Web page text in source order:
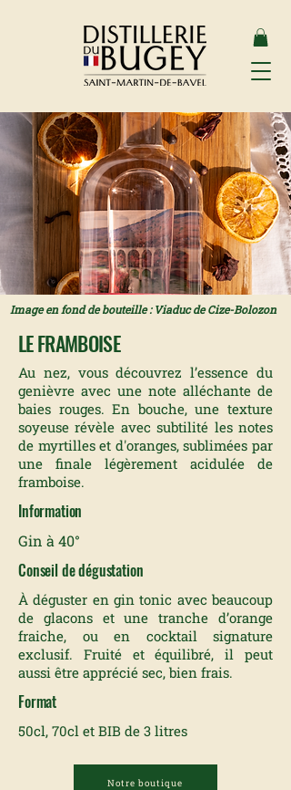
Image en fond de bouteille : Viaduc de Cize-Bolozon
LE FRAMBOISE
Au nez, vous découvrez l’essence du
genièvre avec une note alléchante de
baies rouges. En bouche, une texture
soyeuse révèle avec subtilité les notes
de myrtilles et d'oranges, sublimées par
une finale légèrement acidulée de
framboise.
Information
Gin à 40°
Conseil de dégustation
À déguster en gin tonic avec beaucoup
de glacons et une tranche d’orange
fraiche, ou en cocktail signature
exclusif. Fruité et équilibré, il peut
aussi être apprécié sec, bien frais.
Format
50cl, 70cl et BIB de 3 litres
Notre boutique